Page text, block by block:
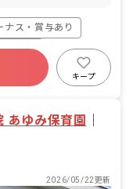
清潔・衣類の着脱等
社会性の装着 ・行事
らせの作成
ナス・賞与あり
生充実
産休育休制度
キープ
あゆみ保育園
2026/05/22更新